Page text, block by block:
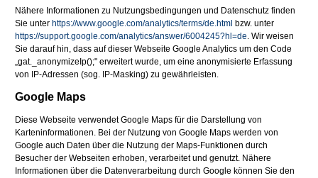
Nähere Informationen zu Nutzungsbedingungen und Datenschutz finden
Sie unter https://www.google.com/analytics/terms/de.html bzw. unter
https://support.google.com/analytics/answer/6004245?hl=de. Wir weisen
Sie darauf hin, dass auf dieser Webseite Google Analytics um den Code
„gat._anonymizeIp();" erweitert wurde, um eine anonymisierte Erfassung
von IP-Adressen (sog. IP-Masking) zu gewährleisten.
Google Maps
Diese Webseite verwendet Google Maps für die Darstellung von
Karteninformationen. Bei der Nutzung von Google Maps werden von
Google auch Daten über die Nutzung der Maps-Funktionen durch
Besucher der Webseiten erhoben, verarbeitet und genutzt. Nähere
Informationen über die Datenverarbeitung durch Google können Sie den